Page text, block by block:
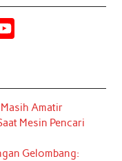
T
u
e
Amatir
Mesin Pencari
Gelombang: